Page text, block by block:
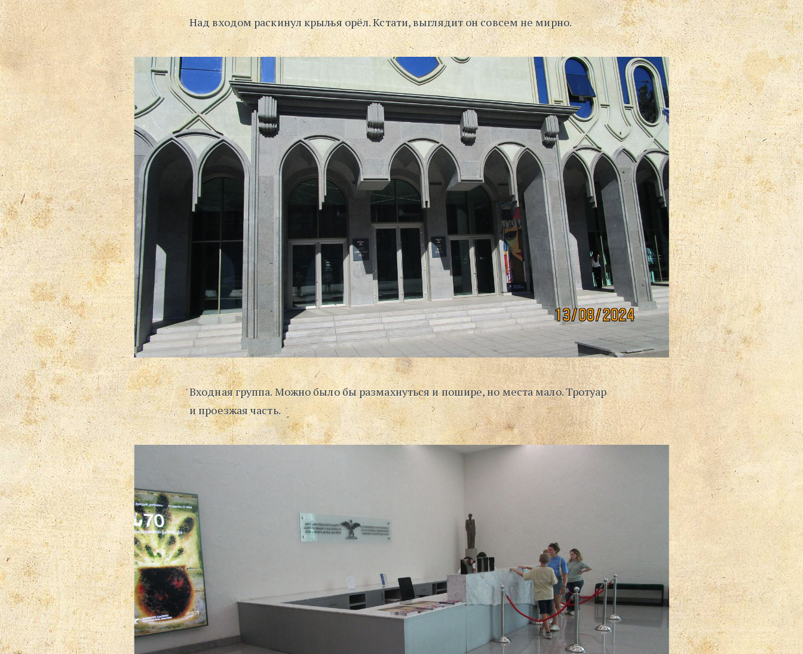
Над входом раскинул крылья орёл. Кстати, выглядит он совсем не мирно.
Входная группа. Можно было бы размахнуться и пошире, но места мало. Тротуар
и проезжая часть.